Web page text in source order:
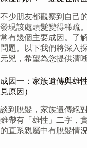
不少朋友都觀察到自己
發現該處頭髮變得稀疏
常有幾個主要成因。了
問題。以下我們將深入
元兇，希望為您提供清
成因一：家族遺傳與雄
見原因）
談到脫髮，家族遺傳絕
雖帶有「雄性」二字，
的直系親屬中有脫髮情